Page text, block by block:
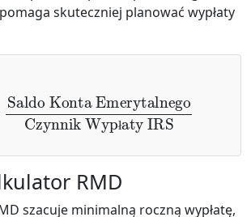
skuteczniej planować wypłaty
ł
Konta Emerytalnego
Czynnik Wypłaty IRS
RMD
szacuje minimalną roczną wypłatę,